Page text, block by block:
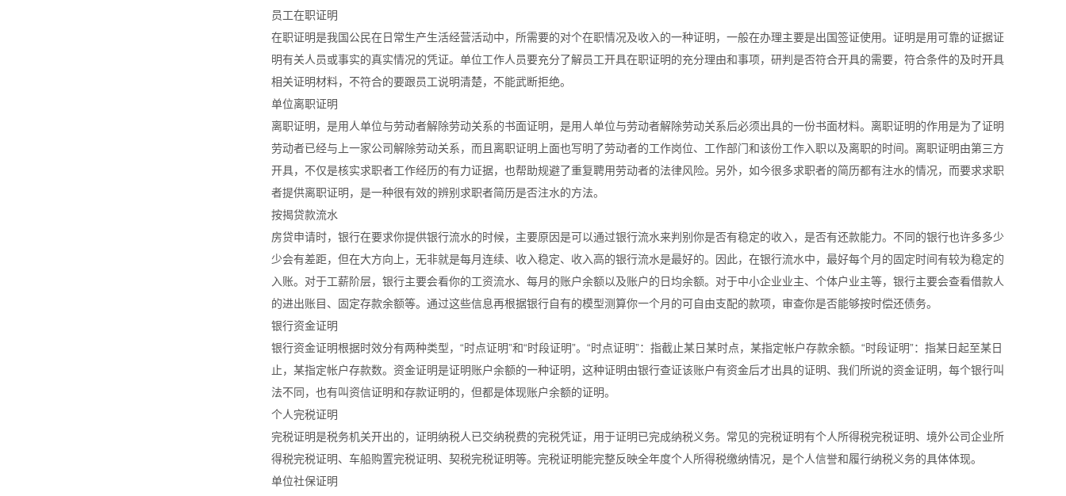
员工在职证明
在职证明是我国公民在日常生产生活经营活动中，所需要的对个在职情况及收入的一种证明，一般在办理主要是出国签证使用。证明是用可靠的证据证
明有关人员或事实的真实情况的凭证。单位工作人员要充分了解员工开具在职证明的充分理由和事项，研判是否符合开具的需要，符合条件的及时开具
相关证明材料，不符合的要跟员工说明清楚，不能武断拒绝。
单位离职证明
离职证明，是用人单位与劳动者解除劳动关系的书面证明，是用人单位与劳动者解除劳动关系后必须出具的一份书面材料。离职证明的作用是为了证明
劳动者已经与上一家公司解除劳动关系，而且离职证明上面也写明了劳动者的工作岗位、工作部门和该份工作入职以及离职的时间。离职证明由第三方
开具，不仅是核实求职者工作经历的有力证据，也帮助规避了重复聘用劳动者的法律风险。另外，如今很多求职者的简历都有注水的情况，而要求求职
者提供离职证明，是一种很有效的辨别求职者简历是否注水的方法。
按揭贷款流水
房贷申请时，银行在要求你提供银行流水的时候，主要原因是可以通过银行流水来判别你是否有稳定的收入，是否有还款能力。不同的银行也许多多少
少会有差距，但在大方向上，无非就是每月连续、收入稳定、收入高的银行流水是最好的。因此，在银行流水中，最好每个月的固定时间有较为稳定的
入账。对于工薪阶层，银行主要会看你的工资流水、每月的账户余额以及账户的日均余额。对于中小企业业主、个体户业主等，银行主要会查看借款人
的进出账目、固定存款余额等。通过这些信息再根据银行自有的模型测算你一个月的可自由支配的款项，审查你是否能够按时偿还债务。
银行资金证明
银行资金证明根据时效分有两种类型，“时点证明”和“时段证明”。“时点证明”：指截止某日某时点，某指定帐户存款余额。“时段证明”：指某日起至某日
止，某指定帐户存款数。资金证明是证明账户余额的一种证明，这种证明由银行查证该账户有资金后才出具的证明、我们所说的资金证明，每个银行叫
法不同，也有叫资信证明和存款证明的，但都是体现账户余额的证明。
个人完税证明
完税证明是税务机关开出的，证明纳税人已交纳税费的完税凭证，用于证明已完成纳税义务。常见的完税证明有个人所得税完税证明、境外公司企业所
得税完税证明、车船购置完税证明、契税完税证明等。完税证明能完整反映全年度个人所得税缴纳情况，是个人信誉和履行纳税义务的具体体现。
单位社保证明